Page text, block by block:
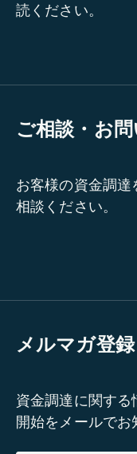
読ください。
ご相談・お
お客様の資金調
相談ください。
メルマガ登録
資金調達に関す
開始をメールでお